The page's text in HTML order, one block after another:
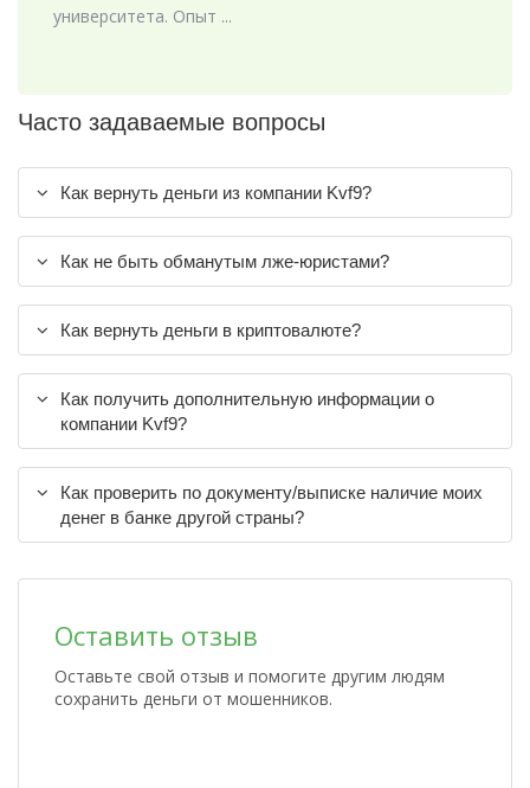
университета. Опыт ...
Часто задаваемые вопросы
Как вернуть деньги из компании Kvf9?
Как не быть обманутым лже-юристами?
Как вернуть деньги в криптовалюте?
Как получить дополнительную информации о
компании Kvf9?
Как проверить по документу/выписке наличие моих
денег в банке другой страны?
Оставить отзыв
Оставьте свой отзыв и помогите другим людям
сохранить деньги от мошенников.